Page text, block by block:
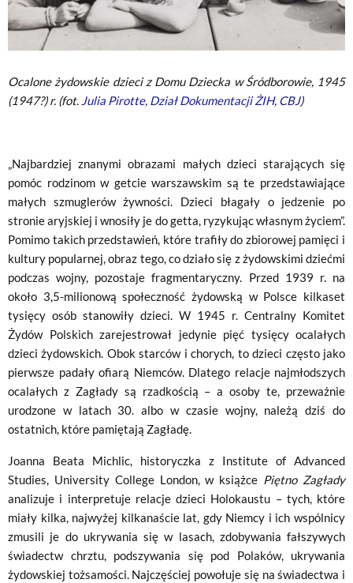
Ocalone żydowskie dzieci z Domu Dziecka w Śródborowie, 1945
(1947?) r. (fot. Julia Pirotte, Dział Dokumentacji ŻIH, CBJ)
„Najbardziej znanymi obrazami małych dzieci starających się
pomóc rodzinom w getcie warszawskim są te przedstawiające
małych szmuglerów żywności. Dzieci błagały o jedzenie po
stronie aryjskiej i wnosiły je do getta, ryzykując własnym życiem”.
Pomimo takich przedstawień, które trafiły do zbiorowej pamięci i
kultury popularnej, obraz tego, co działo się z żydowskimi dziećmi
podczas wojny, pozostaje fragmentaryczny. Przed 1939 r. na
około 3,5-milionową społeczność żydowską w Polsce kilkaset
tysięcy osób stanowiły dzieci. W 1945 r. Centralny Komitet
Żydów Polskich zarejestrował jedynie pięć tysięcy ocalałych
dzieci żydowskich. Obok starców i chorych, to dzieci często jako
pierwsze padały ofiarą Niemców. Dlatego relacje najmłodszych
ocalałych z Zagłady są rzadkością – a osoby te, przeważnie
urodzone w latach 30. albo w czasie wojny, należą dziś do
ostatnich, które pamiętają Zagładę.
Joanna Beata Michlic, historyczka z Institute of Advanced
Studies, University College London, w książce Piętno Zagłady
analizuje i interpretuje relacje dzieci Holokaustu – tych, które
miały kilka, najwyżej kilkanaście lat, gdy Niemcy i ich wspólnicy
zmusili je do ukrywania się w lasach, zdobywania fałszywych
świadectw chrztu, podszywania się pod Polaków, ukrywania
żydowskiej tożsamości. Najczęściej powołuje się na świadectwa i